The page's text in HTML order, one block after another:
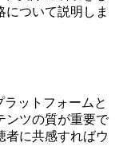
ついて説明しま
ットフォームと
ンツの質が重要で
者に共感すればウ